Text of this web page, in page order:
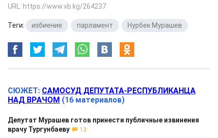
URL: https://www.vb.kg/264237
Теги: избиение парламент Нурбек Мурашев
СЮЖЕТ: САМОСУД ДЕПУТАТА-РЕСПУБЛИКАНЦА
НАД ВРАЧОМ (16 материалов)
Депутат Мурашев готов принести публичные извинения
врачу Тургунбаеву
13